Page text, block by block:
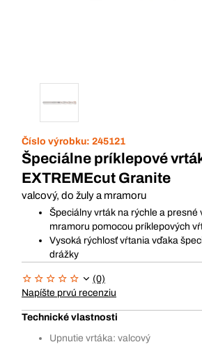
Číslo výrobku: 245121
Špeciálne príklepové
EXTREMEcut Granite
valcový, do žuly a mramoru
Špeciálny vrták na rýchle a presné
mramoru pomocou príklepových
Vysoká rýchlosť vŕtania vďaka
drážky
(0)
Napíšte prvú recenziu
Technické vlastnosti
Upnutie vrtáka: valcový